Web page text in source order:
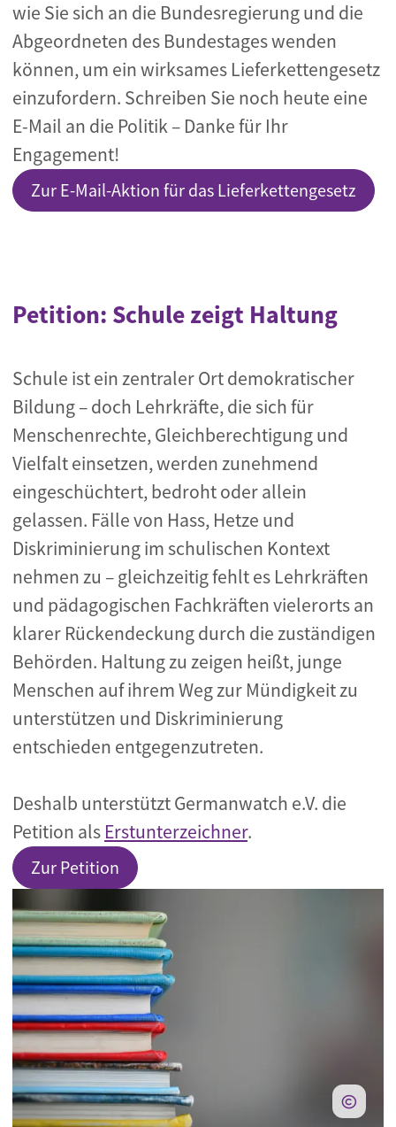
wie Sie sich an die Bundesregierung und die
Abgeordneten des Bundestages wenden
können, um ein wirksames Lieferkettengesetz
einzufordern. Schreiben Sie noch heute eine
E-Mail an die Politik – Danke für Ihr
Engagement!
Zur E-Mail-Aktion für das Lieferkettengesetz
Petition: Schule zeigt Haltung
Schule ist ein zentraler Ort demokratischer
Bildung – doch Lehrkräfte, die sich für
Menschenrechte, Gleichberechtigung und
Vielfalt einsetzen, werden zunehmend
eingeschüchtert, bedroht oder allein
gelassen. Fälle von Hass, Hetze und
Diskriminierung im schulischen Kontext
nehmen zu – gleichzeitig fehlt es Lehrkräften
und pädagogischen Fachkräften vielerorts an
klarer Rückendeckung durch die zuständigen
Behörden. Haltung zu zeigen heißt, junge
Menschen auf ihrem Weg zur Mündigkeit zu
unterstützen und Diskriminierung
entschieden entgegenzutreten.
Deshalb unterstützt Germanwatch e.V. die
Petition als Erstunterzeichner.
Zur Petition